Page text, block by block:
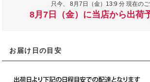
只今、 8月7日（金）13:9 分 現在の
8月7日（金）に当店から出荷
お届け日の目安